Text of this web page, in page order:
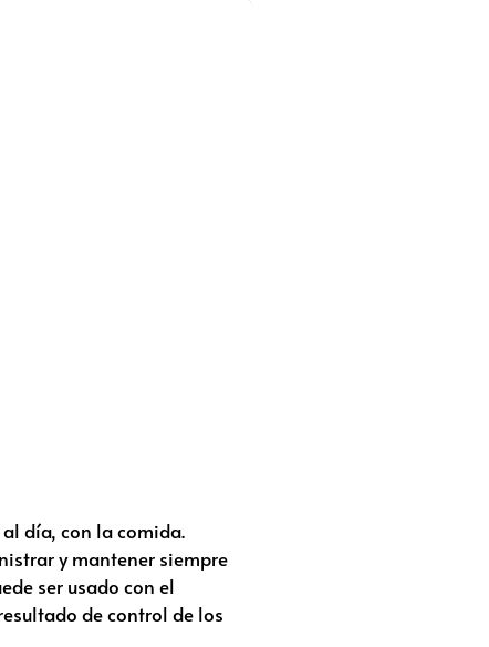
día, con la comida.
y mantener siempre
ser usado con el
de control de los